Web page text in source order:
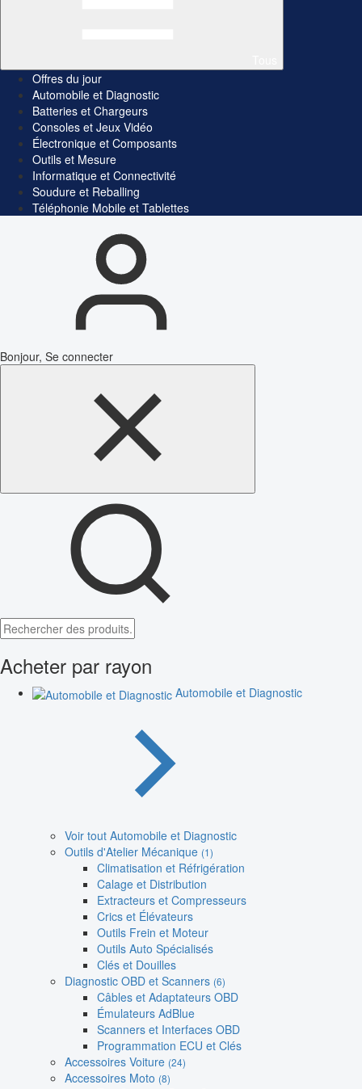
Offres du jour
Automobile et Diagnostic
Batteries et Chargeurs
Consoles et Jeux Vidéo
Électronique et Composants
Outils et Mesure
Informatique et Connectivité
Soudure et Reballing
Téléphonie Mobile et Tablettes
Bonjour, Se connecter
Acheter par rayon
Automobile et Diagnostic
Voir tout Automobile et Diagnostic
Outils d'Atelier Mécanique (1)
Climatisation et Réfrigération
Calage et Distribution
Extracteurs et Compresseurs
Crics et Élévateurs
Outils Frein et Moteur
Outils Auto Spécialisés
Clés et Douilles
Diagnostic OBD et Scanners (6)
Câbles et Adaptateurs OBD
Émulateurs AdBlue
Scanners et Interfaces OBD
Programmation ECU et Clés
Accessoires Voiture (24)
Accessoires Moto (8)